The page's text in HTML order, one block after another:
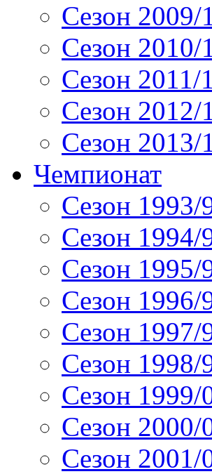
Сезон 2009/
Сезон 2010/
Сезон 2011/
Сезон 2012/
Сезон 2013/
Чемпионат
Сезон 1993/
Сезон 1994/
Сезон 1995/
Сезон 1996/
Сезон 1997/
Сезон 1998/
Сезон 1999/
Сезон 2000/
Сезон 2001/